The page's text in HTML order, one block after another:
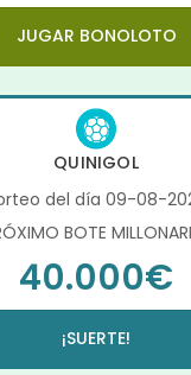
JUGAR BONOLOTO
QUINIGOL
del día 09-08-
BOTE
40.000€
¡SUERTE!